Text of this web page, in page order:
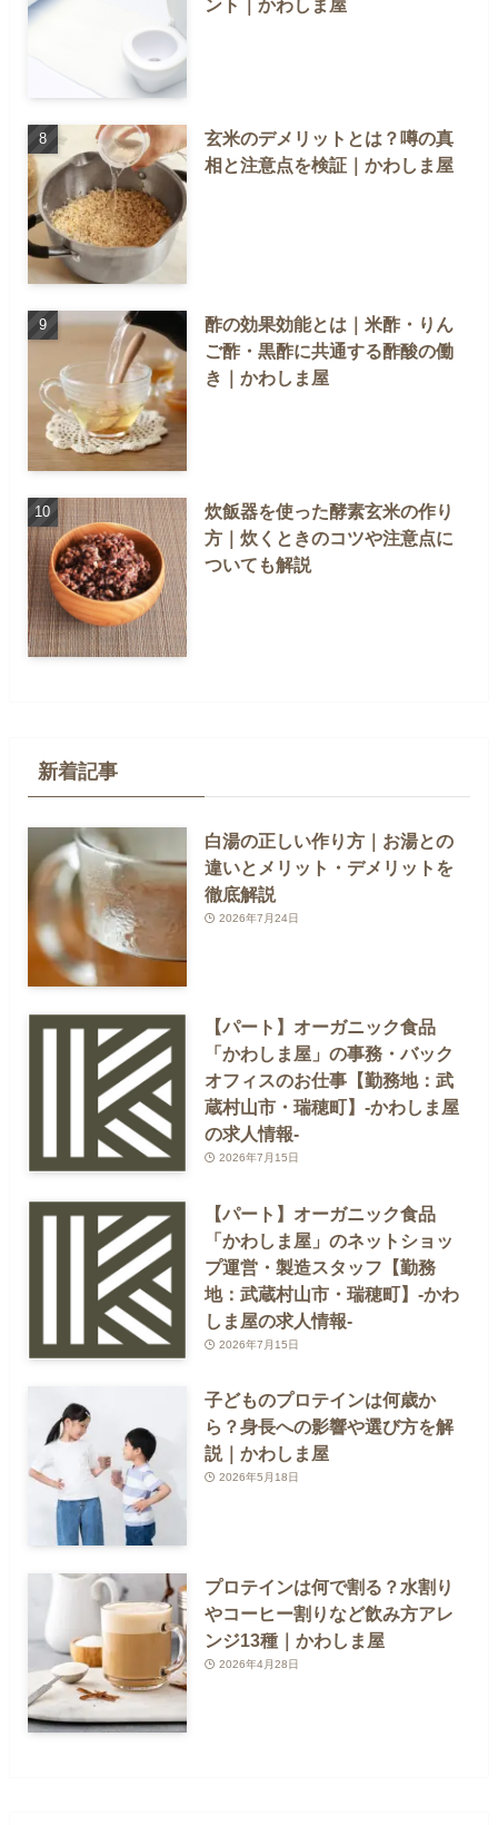
ント｜かわしま屋
玄米のデメリットとは？噂の真
相と注意点を検証｜かわしま屋
酢の効果効能とは｜米酢・りん
ご酢・黒酢に共通する酢酸の働
き｜かわしま屋
炊飯器を使った酵素玄米の作り
方｜炊くときのコツや注意点に
ついても解説
新着記事
白湯の正しい作り方｜お湯との
違いとメリット・デメリットを
徹底解説
2026年7月24日
【パート】オーガニック食品
「かわしま屋」の事務・バック
オフィスのお仕事【勤務地：武
蔵村山市・瑞穂町】-かわしま屋
の求人情報-
2026年7月15日
【パート】オーガニック食品
「かわしま屋」のネットショッ
プ運営・製造スタッフ【勤務
地：武蔵村山市・瑞穂町】-かわ
しま屋の求人情報-
2026年7月15日
子どものプロテインは何歳か
ら？身長への影響や選び方を解
説｜かわしま屋
2026年5月18日
プロテインは何で割る？水割り
やコーヒー割りなど飲み方アレ
ンジ13種｜かわしま屋
2026年4月28日